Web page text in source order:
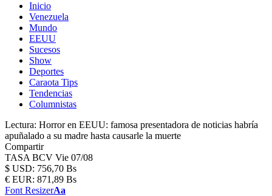
Inicio
Venezuela
Mundo
EEUU
Sucesos
Show
Deportes
Caraota Tips
Tendencias
Columnistas
Lectura: Horror en EEUU: famosa presentadora de noticias habría
apuñalado a su madre hasta causarle la muerte
Compartir
TASA BCV Vie 07/08
$ USD: 756,70 Bs
€ EUR: 871,89 Bs
Font ResizerAa